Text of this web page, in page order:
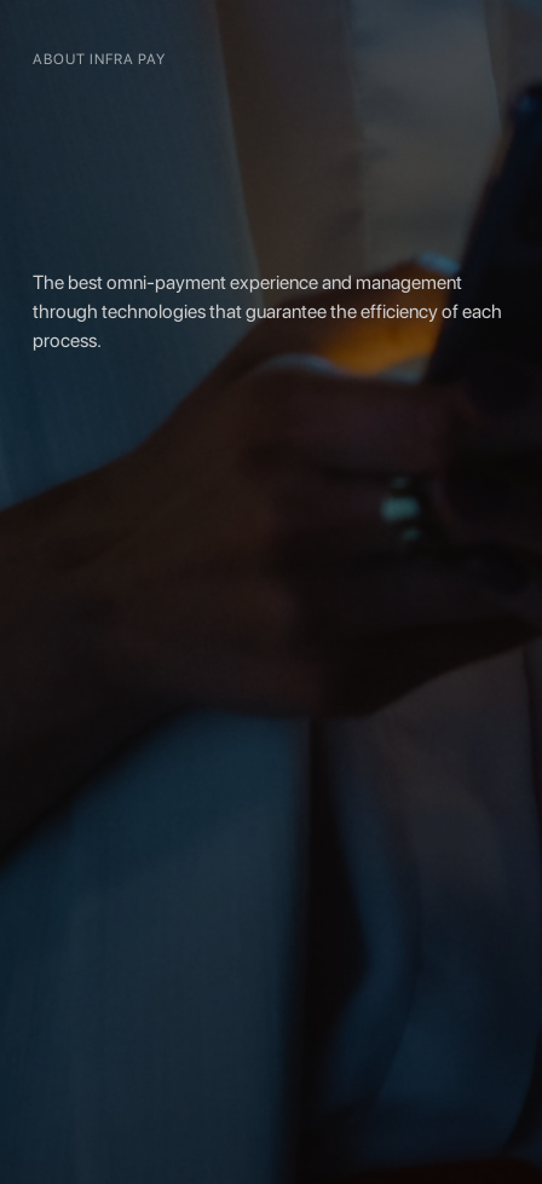
ABOUT INFRA PAY
The best omni-payment experience and management
through technologies that guarantee the efficiency of each
process.